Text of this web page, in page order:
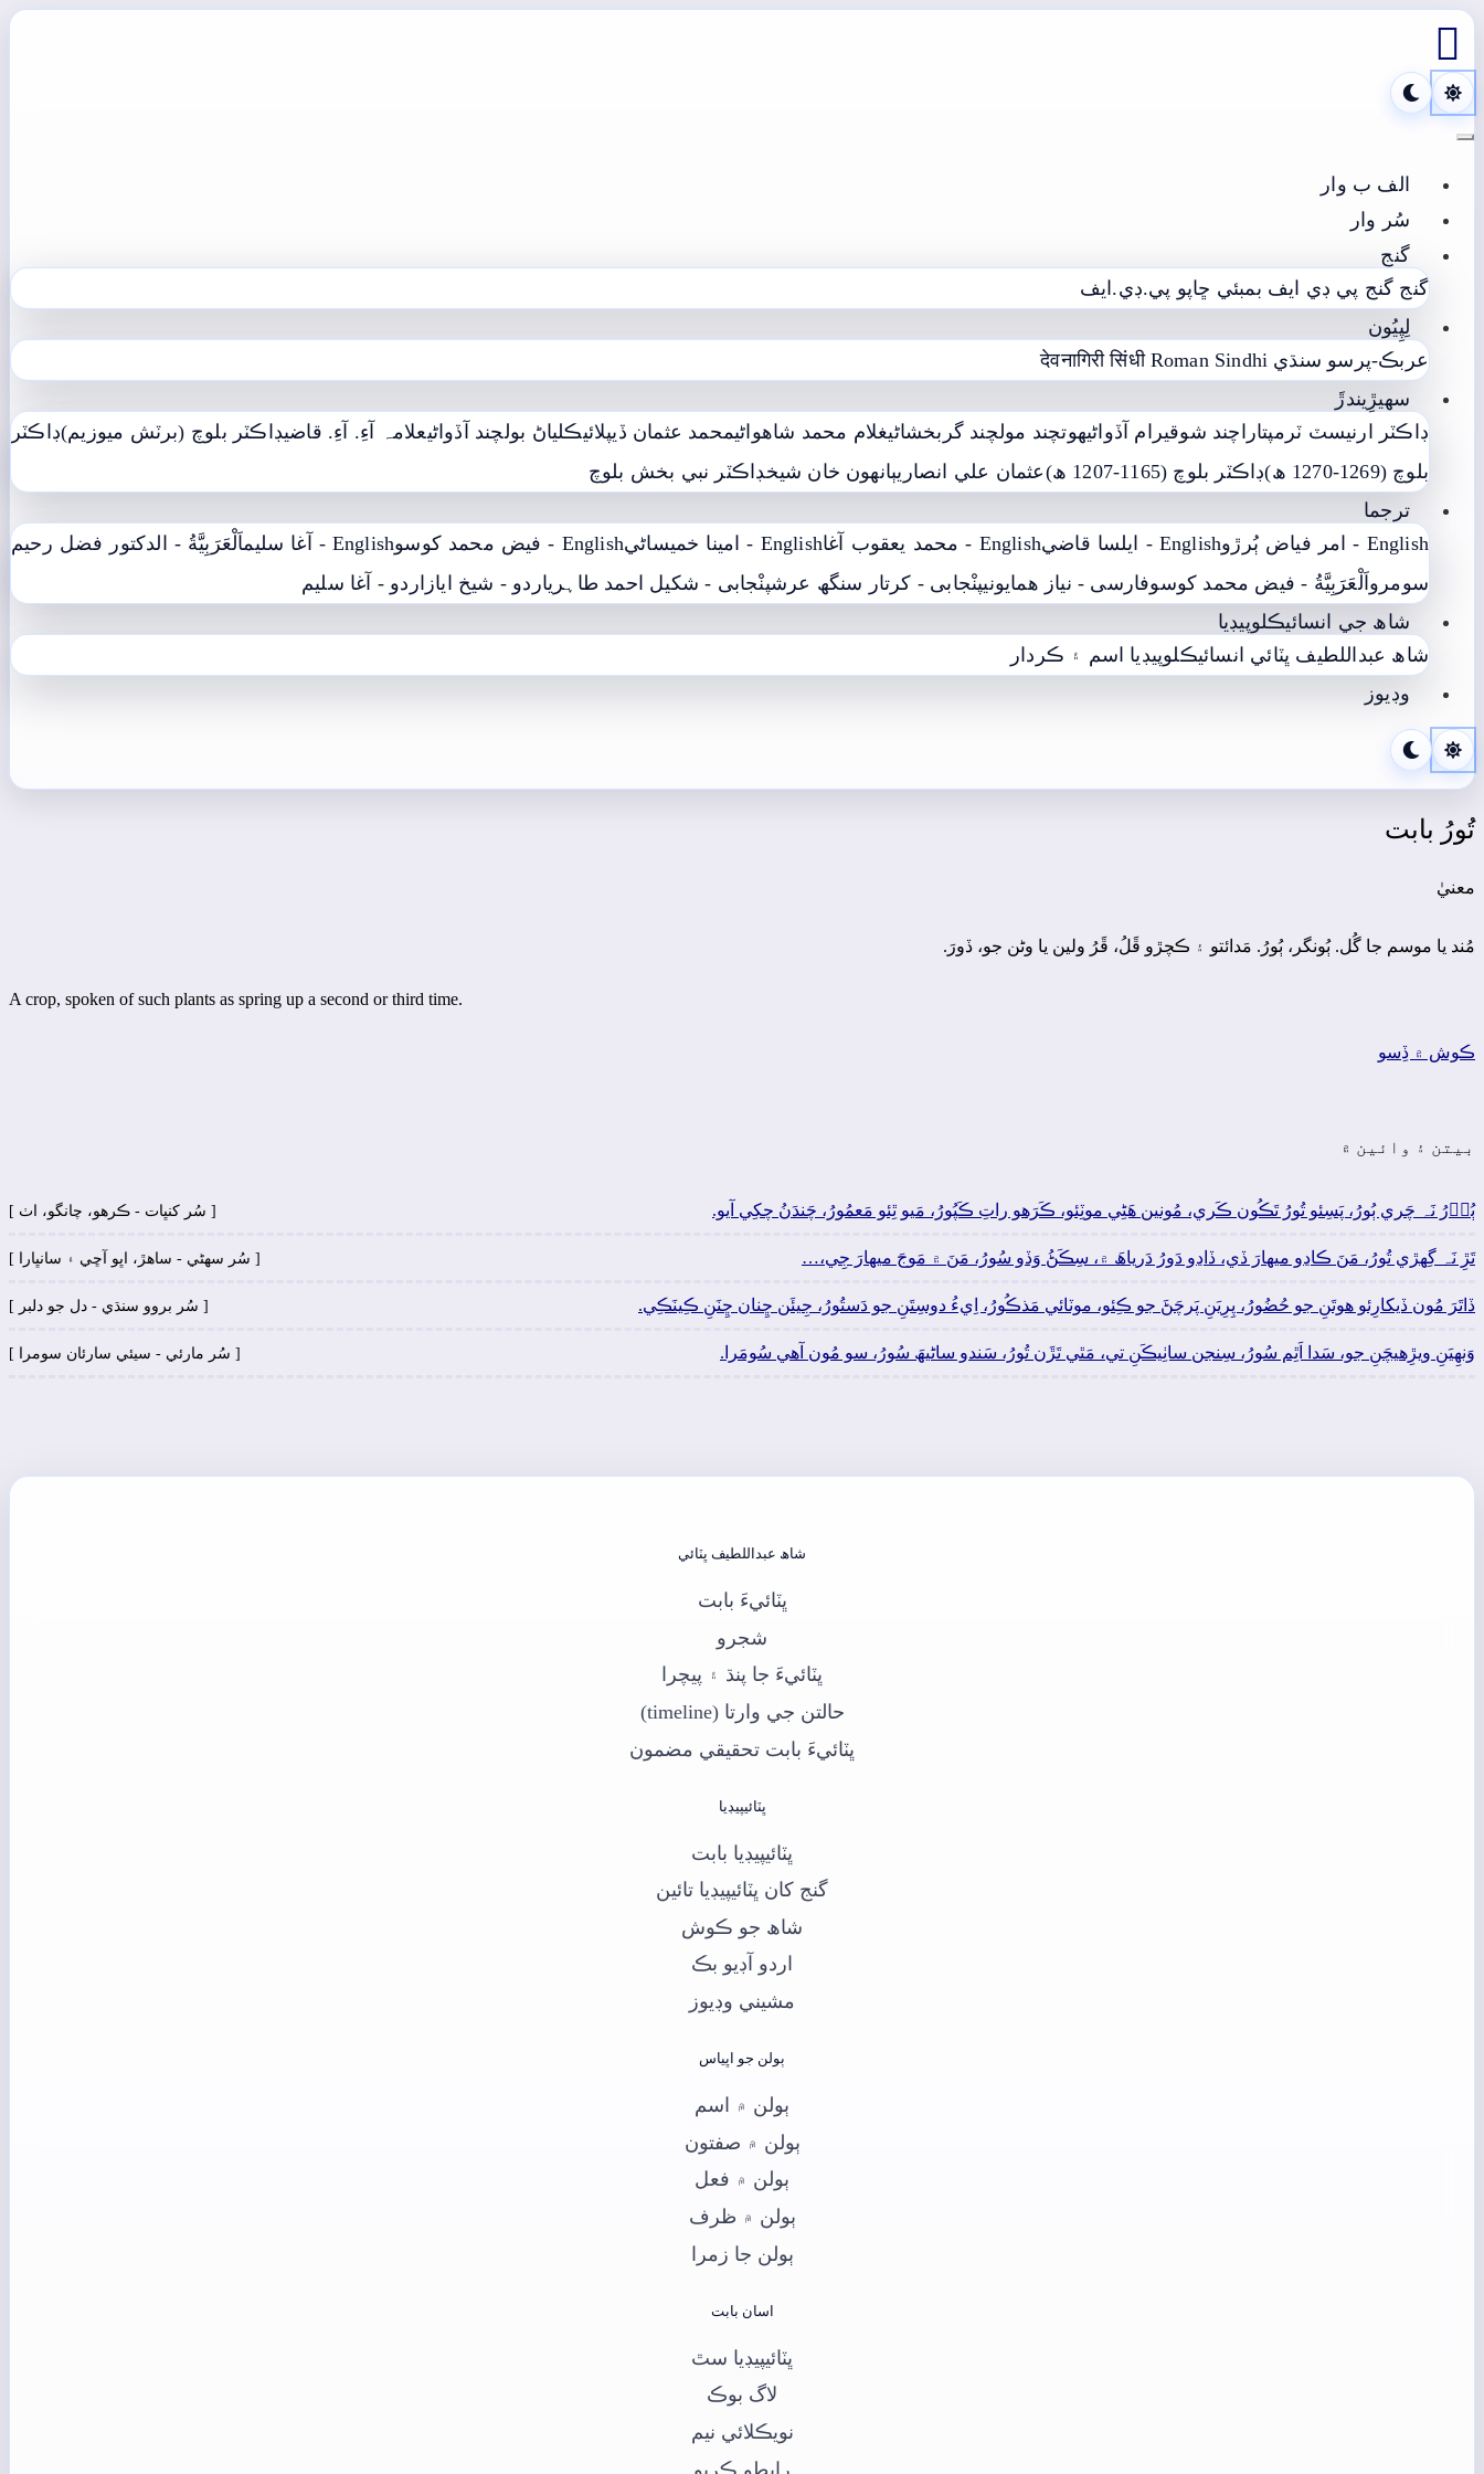

Toggle navigation
الف ب وار
سُر وار
گنج
گنج گنج پي ڊي ايف بمبئي ڇاپو پي.ڊي.ايف
لِپِيُون
عربڪ-پرسو سنڌي
देवनागिरी सिंधी Roman Sindhi
سھيڙِيندڙَ
ڊاڪٽر ارنيسٽ ٽرمپتاراچند شوقيرام آڏواڻيھوتچند مولچند گربخشاڻيغلام محمد شاھواڻيمحمد عثمان ڏيپلائيڪلياڻ بولچند آڏواڻيعلامہ آءِ. آءِ. قاضيڊاڪٽر بلوچ (برٽش ميوزيم)ڊاڪٽر
بلوچ (1269-1270 ھ)
ڊاڪٽر بلوچ (1165-1207 ھ) عثمان علي انصاريٻانهون خان شيخڊاڪٽر نبي بخش بلوچ
ترجما
English - امر فياض ٻُرڙو
English - ايلسا قاضي English - محمد يعقوب آغا English - امينا خميساڻي English - فيض محمد کوسو English - آغا سليم
اَلْعَرَبِيَّةُ - الدکتور فضل رحیم
سومرو اَلْعَرَبِيَّةُ - فيض محمد کوسوفارسی - نياز ھمايونيپنْجابی - کرتار سنگھ عرشپنْجابی - شکیل احمد طاہریاردو - شيخ اياز اردو - آغا سليم
شاھ جي انسائيڪلوپيڊيا
شاھ عبداللطيف ڀٽائي انسائيڪلوپيڊيا اسم ۽ ڪردار
وڊيوز
تُورُ بابت
معنيٰ
مُند يا موسم جا گُل. ٻُونگر، ٻُورُ. مَدائتو ۽ ڪچڙو ڦَلُ، ڦَرُ ولين يا وڻن جو، ڏورَ.
A crop, spoken of such plants as spring up a second or third time.
ڪوش ۾ ڏِسو
بيتن ۽ وائين ۾
ٻُوۡرُ نَہ چَري ٻُورُ، پَسِئو تُورُ تَڪُون ڪَري، مُونين ھَڻِي موٽِئو، ڪَرَھو راتِ ڪَپُورُ، مَيو ٿِئو مَعمُورُ، چَندَنُ چکِي آيو. [ سُر کنڀات - ڪرھو، چانگو، اٺ ]
تَڙِ نَہ گِهڙي تُورُ، مَنَ ڪاڍو ميھارَ ڏي، ڏاڍو دَورُ دَرياھَ ۾، سِڪَڻُ وَڏو سُورُ، مَنَ ۾ مَوجَ ميھارَ جِي،… [ سُر سھڻي - ساھڙ، اڀو آڇي ۽ سانڀارا ]
ڏاتَرَ مُون ڏيکارِئو ھوتَنِ جو حُضُورُ، پِرِيَنِ پَرچَڻَ جو ڪِئو، موٽائي مَذڪُورُ، اِيءُ دوسِتَنِ جو دَستُورُ، جِيئَن ڇِنان ڇِنَنِ ڪِينَڪِي. [ سُر بروو سنڌي - دل جو دلبر ]
وَنھِيَنِ ويڙِهيچَنِ جو، سَدا اَٿِم سُورُ، سِنجن ساٺِيڪَنِ تي، مَٿي تَڙَن تُورُ، سَندو ساڻيھَ سُورُ، سو مُون آهي سُومَرا. [ سُر مارئي - سيئي سارئان سومرا ]
شاھ عبداللطيف ڀٽائي
ڀٽائيءَ بابت
شجرو
ڀٽائيءَ جا پنڌ ۽ پيچرا
حالتن جي وارتا (timeline)
ڀٽائيءَ بابت تحقيقي مضمون
ڀٽائيپيڊيا
ڀٽائيپيڊيا بابت
گنج کان ڀٽائيپيڊيا تائين
شاھ جو ڪوش
اردو آڊيو بڪ
مشيني وڊيوز
ٻولن جو اڀياس
ٻولن ۾ اسم
ٻولن ۾ صفتون
ٻولن ۾ فعل
ٻولن ۾ ظرف
ٻولن جا زمرا
اسان بابت
ڀٽائيپيڊيا سٿ
لاگ بوڪ
نويڪلائي نيم
رابطو ڪريو